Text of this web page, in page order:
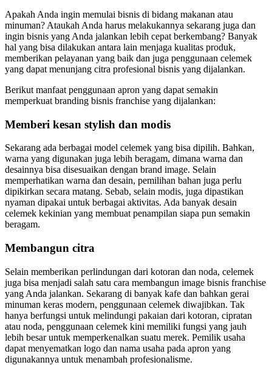
Apakah Anda ingin memulai bisnis di bidang makanan atau
minuman? Ataukah Anda harus melakukannya sekarang juga dan
ingin bisnis yang Anda jalankan lebih cepat berkembang? Banyak
hal yang bisa dilakukan antara lain menjaga kualitas produk,
memberikan pelayanan yang baik dan juga penggunaan celemek
yang dapat menunjang citra profesional bisnis yang dijalankan.
Berikut manfaat penggunaan apron yang dapat semakin
memperkuat branding bisnis franchise yang dijalankan:
Memberi kesan stylish dan modis
Sekarang ada berbagai model celemek yang bisa dipilih. Bahkan,
warna yang digunakan juga lebih beragam, dimana warna dan
desainnya bisa disesuaikan dengan brand image. Selain
memperhatikan warna dan desain, pemilihan bahan juga perlu
dipikirkan secara matang. Sebab, selain modis, juga dipastikan
nyaman dipakai untuk berbagai aktivitas. Ada banyak desain
celemek kekinian yang membuat penampilan siapa pun semakin
beragam.
Membangun citra
Selain memberikan perlindungan dari kotoran dan noda, celemek
juga bisa menjadi salah satu cara membangun image bisnis franchise
yang Anda jalankan. Sekarang di banyak kafe dan bahkan gerai
minuman keras modern, penggunaan celemek diwajibkan. Tak
hanya berfungsi untuk melindungi pakaian dari kotoran, cipratan
atau noda, penggunaan celemek kini memiliki fungsi yang jauh
lebih besar untuk memperkenalkan suatu merek. Pemilik usaha
dapat menyematkan logo dan nama usaha pada apron yang
digunakannya untuk menambah profesionalisme.